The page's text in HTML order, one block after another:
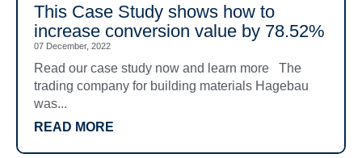
This Case Study shows how to
increase conversion value by 78.52%
07 December, 2022
Read our case study now and learn more The
trading company for building materials Hagebau
was...
READ MORE